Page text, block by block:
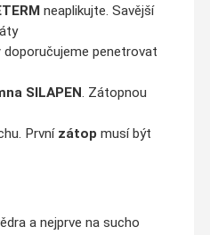
neaplikujte. Savější
doporučujeme penetrovat
SILAPEN. Zátopnou
První zátop musí být
a nejprve na sucho